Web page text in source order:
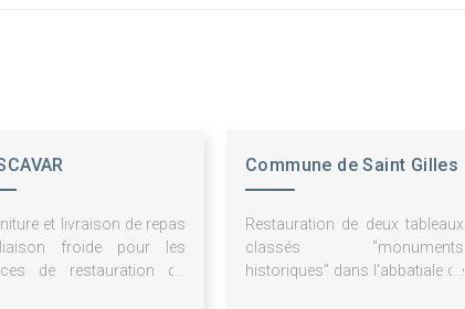
et livraison de repas
froide pour les
de restauration du
Commune de Saint Gilles
Restauration de deux tableaux
classés "monuments
historiques" dans l'abbatiale de